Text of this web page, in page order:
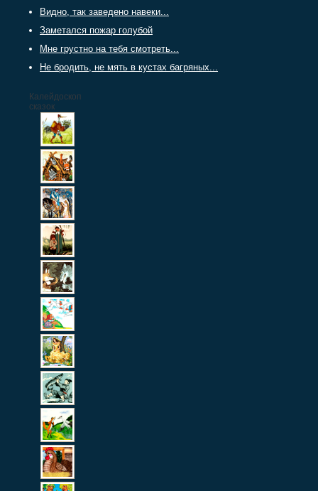
Видно, так заведено навеки...
Заметался пожар голубой
Мне грустно на тебя смотреть...
Не бродить, не мять в кустах багряных...
Калейдоскоп
сказок